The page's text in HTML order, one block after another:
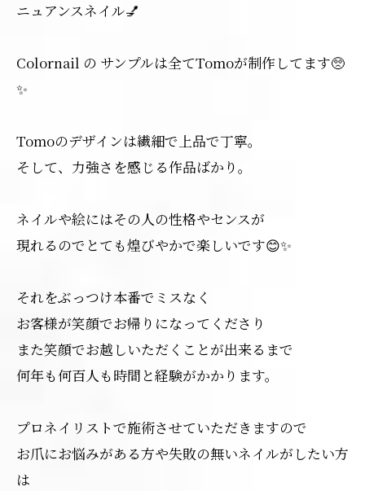
ニュアンスネイル💅
Colornail の サンプルは全てTomoが制作してます🥺
✨
Tomoのデザインは繊細で上品で丁寧。
そして、力強さを感じる作品ばかり。
ネイルや絵にはその人の性格やセンスが
現れるのでとても煌びやかで楽しいです😊✨
それをぶっつけ本番でミスなく
お客様が笑顔でお帰りになってくださり
また笑顔でお越しいただくことが出来るまで
何年も何百人も時間と経験がかかります。
プロネイリストで施術させていただきますので
お爪にお悩みがある方や失敗の無いネイルがしたい方
は